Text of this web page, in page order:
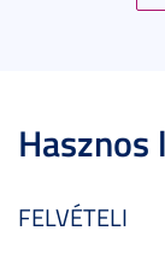
Hasznos
FELVÉTELI